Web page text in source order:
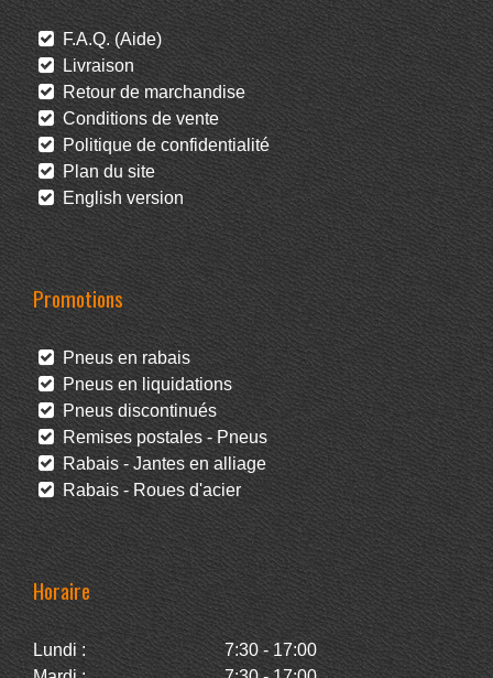
F.A.Q. (Aide)
Livraison
Retour de marchandise
Conditions de vente
Politique de confidentialité
Plan du site
English version
Promotions
Pneus en rabais
Pneus en liquidations
Pneus discontinués
Remises postales - Pneus
Rabais - Jantes en alliage
Rabais - Roues d'acier
Horaire
Lundi :
7:30 - 17:00